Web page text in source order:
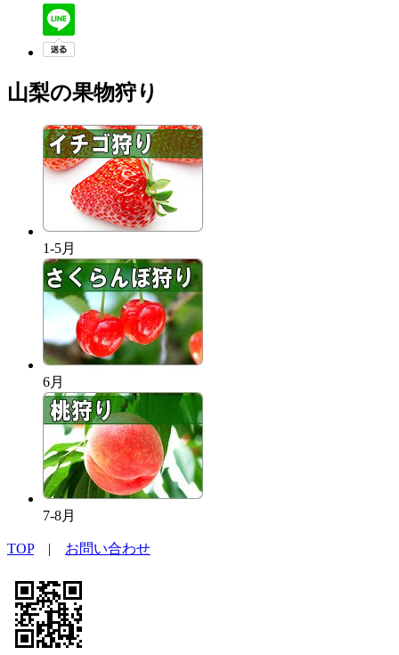
山梨の果物狩り
1-5月
6月
7-8月
TOP| お問い合わせ